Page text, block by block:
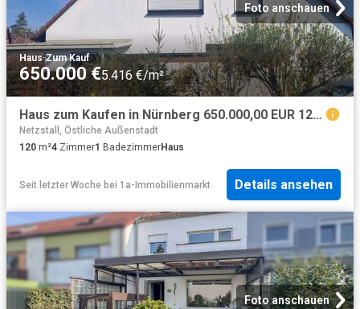
Foto anschauen
Haus·Zum Kauf
650.000 €5.416 €/m²
Haus zum Kaufen in Nürnberg 650.000,00 EUR 120 m²
Netzstall, Östliche Außenstadt
120 m²4 Zimmer1 BadezimmerHaus
Seit letzter Woche bei 1a-Immobilienmarkt Details ansehen
Foto anschauen